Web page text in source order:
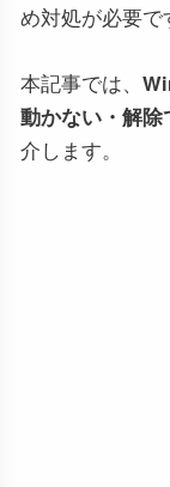
め対処が必要で
本記事では、
動かない・解
介します。